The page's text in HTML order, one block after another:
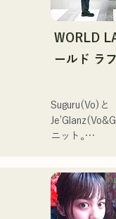
韓国のアイド
行をされてい
園で行われて
き、ハルノウ
い！と感想を
すめした。
WORLD
ールド ラフ
Suguru(Vo)と
ニット｡
力的に活動中｡
SNS動画総再
再生超え､